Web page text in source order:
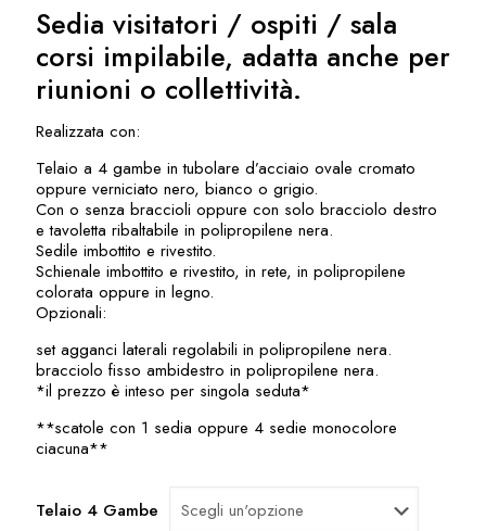
Sedia visitatori / ospiti / sala
corsi impilabile, adatta anche per
riunioni o collettività.
Realizzata con:
Telaio a 4 gambe in tubolare d’acciaio ovale cromato
oppure verniciato nero, bianco o grigio.
Con o senza braccioli oppure con solo bracciolo destro
e tavoletta ribaltabile in polipropilene nera.
Sedile imbottito e rivestito.
Schienale imbottito e rivestito, in rete, in polipropilene
colorata oppure in legno.
Opzionali:
set agganci laterali regolabili in polipropilene nera.
bracciolo fisso ambidestro in polipropilene nera.
*il prezzo è inteso per singola seduta*
**scatole con 1 sedia oppure 4 sedie monocolore
ciacuna**
Telaio 4 Gambe